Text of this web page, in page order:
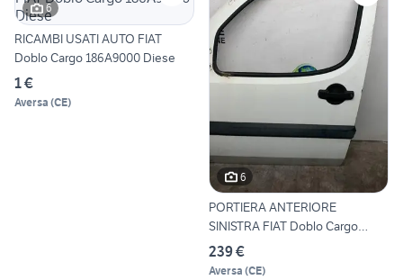
6
RICAMBI USATI AUTO FIAT
Doblo Cargo 186A9000 Diese
1 €
Aversa (CE)
6
PORTIERA ANTERIORE
SINISTRA FIAT Doblo Cargo
182B9
239 €
Aversa (CE)